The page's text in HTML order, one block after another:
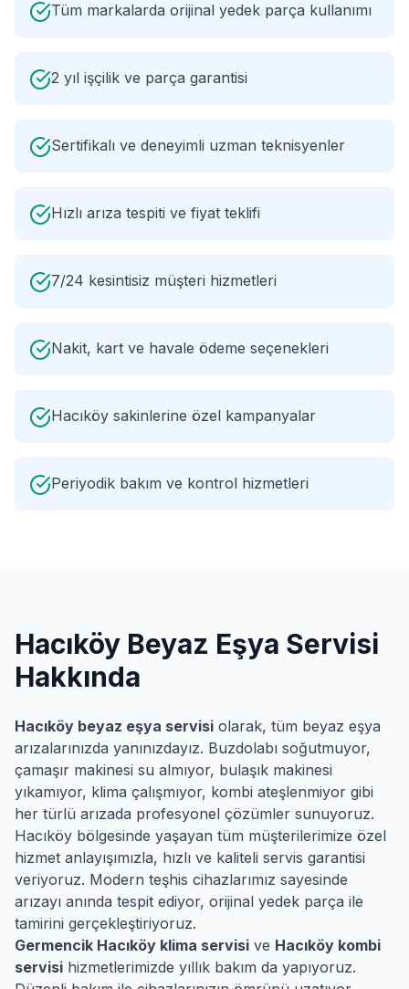
Tüm markalarda orijinal yedek parça kullanımı
2 yıl işçilik ve parça garantisi
Sertifikalı ve deneyimli uzman teknisyenler
Hızlı arıza tespiti ve fiyat teklifi
7/24 kesintisiz müşteri hizmetleri
Nakit, kart ve havale ödeme seçenekleri
Hacıköy sakinlerine özel kampanyalar
Periyodik bakım ve kontrol hizmetleri
Hacıköy Beyaz Eşya Servisi
Hakkında
Hacıköy beyaz eşya servisi olarak, tüm beyaz eşya
arızalarınızda yanınızdayız. Buzdolabı soğutmuyor,
çamaşır makinesi su almıyor, bulaşık makinesi
yıkamıyor, klima çalışmıyor, kombi ateşlenmiyor gibi
her türlü arızada profesyonel çözümler sunuyoruz.
Hacıköy bölgesinde yaşayan tüm müşterilerimize özel
hizmet anlayışımızla, hızlı ve kaliteli servis garantisi
veriyoruz. Modern teşhis cihazlarımız sayesinde
arızayı anında tespit ediyor, orijinal yedek parça ile
tamirini gerçekleştiriyoruz.
Germencik Hacıköy klima servisi ve Hacıköy kombi
servisi hizmetlerimizde yıllık bakım da yapıyoruz.